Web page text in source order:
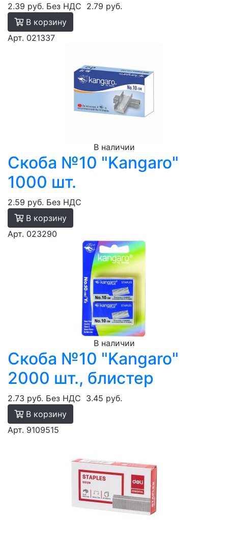
2.39 руб. Без НДС 2.79 руб.
В корзину
Арт. 021337
В наличии
Скоба №10 "Kangaro"
1000 шт.
2.59 руб. Без НДС
В корзину
Арт. 023290
В наличии
Скоба №10 "Kangaro"
2000 шт., блистер
2.73 руб. Без НДС 3.45 руб.
В корзину
Арт. 9109515